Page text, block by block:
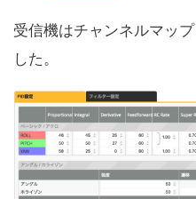
受信機はチャンネルマッ
した。